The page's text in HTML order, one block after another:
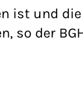
ist und
so der